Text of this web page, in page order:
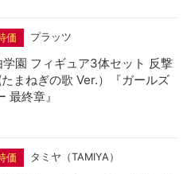
価 プラッツ
園 フィギュア3体セット 反撃
まねぎの歌 Ver.）『ガールズ
最終章』
価 タミヤ（TAMIYA）